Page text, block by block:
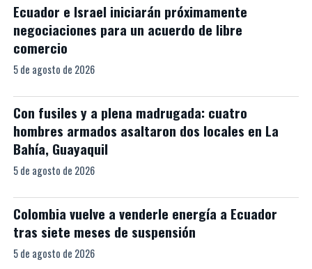
Ecuador e Israel iniciarán próximamente
negociaciones para un acuerdo de libre
comercio
5 de agosto de 2026
Con fusiles y a plena madrugada: cuatro
hombres armados asaltaron dos locales en La
Bahía, Guayaquil
5 de agosto de 2026
Colombia vuelve a venderle energía a Ecuador
tras siete meses de suspensión
5 de agosto de 2026